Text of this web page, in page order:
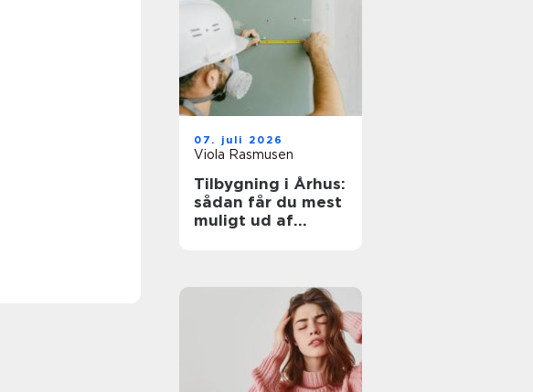
07. juli 2026
Viola Rasmusen
Tilbygning i Århus:
sådan får du mest
muligt ud af